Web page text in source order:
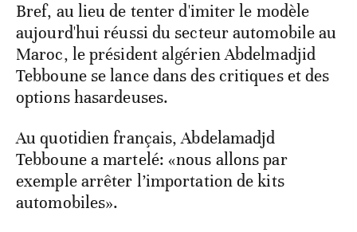
Bref, au lieu de tenter d'imiter le modèle
aujourd'hui réussi du secteur automobile au
Maroc, le président algérien Abdelmadjid
Tebboune se lance dans des critiques et des
options hasardeuses.
Au quotidien français, Abdelamadjd
Tebboune a martelé: «nous allons par
exemple arrêter l’importation de kits
automobiles».